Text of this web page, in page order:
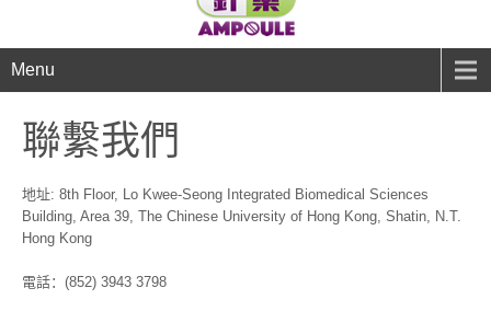
Menu
聯繫我們
地址: 8th Floor, Lo Kwee-Seong Integrated Biomedical Sciences
Building, Area 39, The Chinese University of Hong Kong, Shatin, N.T.
Hong Kong
電話：(852) 3943 3798